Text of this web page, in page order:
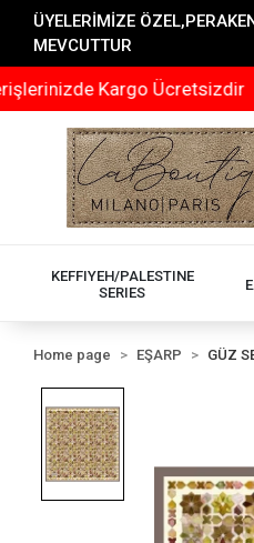
ÜYELERİMİZE
MEVCUTTUR
Kargo Ücretsizdir
KEFFIYEH/PALESTINE
SERIES
Home page EŞARP GÜZ